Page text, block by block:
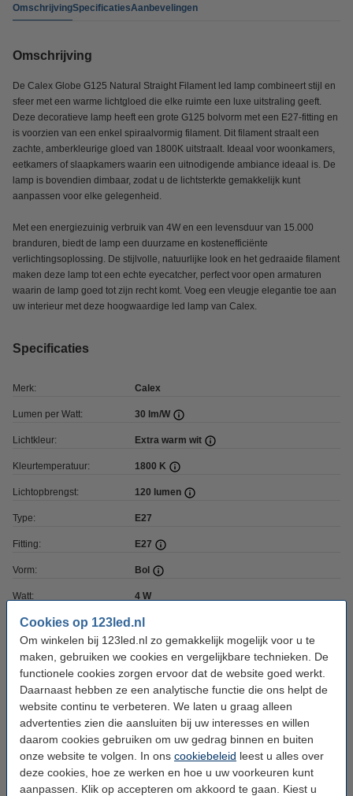
Cookies op 123led.nl
Om winkelen bij 123led.nl zo gemakkelijk mogelijk voor u te
maken, gebruiken we cookies en vergelijkbare technieken. De
functionele cookies zorgen ervoor dat de website goed werkt.
Daarnaast hebben ze een analytische functie die ons helpt de
website continu te verbeteren. We laten u graag alleen
advertenties zien die aansluiten bij uw interesses en willen
daarom cookies gebruiken om uw gedrag binnen en buiten
onze website te volgen. In ons cookiebeleid leest u alles over
deze cookies, hoe ze werken en hoe u uw voorkeuren kunt
aanpassen. Klik op accepteren om akkoord te gaan. Kiest u
OmschrijvingSpecificatiesAanbevelingen
Omschrijving
De Calex Globe G125 Natural Straight Filament led lamp combineert stijl en
sfeer met een warme lichtgloed die elke ruimte een luxe uitstraling geeft.
Deze decoratieve lamp heeft een grote G125 bolvorm met een E27-fitting en
is voorzien van een enkel spiraalvormig filament. Dit filament straalt een
zachte, amberkleurige gloed van 1800K uitstraalt. Ideaal voor woonkamers,
eetkamers of slaapkamers waarin een uitnodigende ambiance ideaal is. De
lamp is bovendien dimbaar, zodat u de lichtsterkte gemakkelijk kunt
aanpassen voor elke gelegenheid.
Met een energiezuinig verbruik van 4W en een levensduur van 15.000
branduren, biedt de lamp een duurzame en kostenefficiënte
verlichtingsoplossing. De stijlvolle, natuurlijke look en het gedraaide filament
maken deze lamp tot een echte eyecatcher, perfect voor open armaturen
waarin de lamp goed tot zijn recht komt. Voeg een vleugje elegantie toe aan
uw interieur met deze hoogwaardige led lamp van Calex.
Specificaties
Merk: Calex
Lumen per Watt: 30 lm/W
Lichtkleur: Extra warm wit
Kleurtemperatuur: 1800 K
Lichtopbrengst: 120 lumen
Type: E27
Fitting: E27
Vorm: Bol
Watt: 4 W
Coating: Bruin
Voltage: 220-240 V
Hoogte:
Diameter: Ø 125 mm
Beschermingsniveau: IP20
Gebruik: Binnen